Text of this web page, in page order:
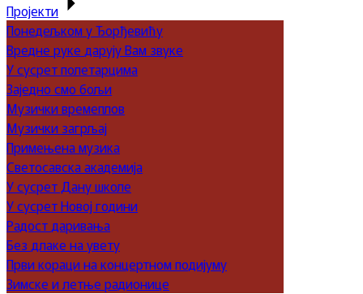
Пројекти
Понедељком у Ђорђевићу
Вредне руке дарују Вам звуке
У сусрет полетарцима
Заједно смо бољи
Музички времеплов
Музички загрљај
Примењена музика
Светосавска академија
У сусрет Дану школе
У сусрет Новој години
Радост даривања
Без длаке на увету
Први кораци на концертном подијуму
Зимске и летње радионице